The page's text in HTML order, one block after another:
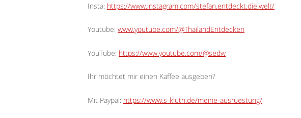
Insta: https://www.instagram.com/stefan.entdeckt.die.welt/
Youtube: www.youtube.com/@ThailandEntdecken
YouTube: https://www.youtube.com/@sedw
Ihr möchtet mir einen Kaffee ausgeben?
Mit Paypal: https://www.s-kluth.de/meine-ausruestung/